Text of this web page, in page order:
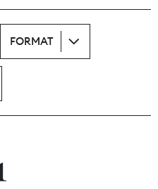
Preis
FORMAT